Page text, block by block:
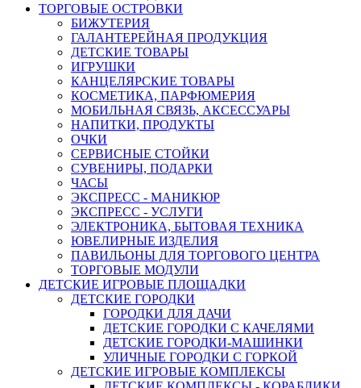
ТОРГОВЫЕ ОСТРОВКИ
БИЖУТЕРИЯ
ГАЛАНТЕРЕЙНАЯ ПРОДУКЦИЯ
ДЕТСКИЕ ТОВАРЫ
ИГРУШКИ
КАНЦЕЛЯРСКИЕ ТОВАРЫ
КОСМЕТИКА, ПАРФЮМЕРИЯ
МОБИЛЬНАЯ СВЯЗЬ, АКСЕССУАРЫ
НАПИТКИ, ПРОДУКТЫ
ОЧКИ
СЕРВИСНЫЕ СТОЙКИ
СУВЕНИРЫ, ПОДАРКИ
ЧАСЫ
ЭКСПРЕСС - МАНИКЮР
ЭКСПРЕСС - УСЛУГИ
ЭЛЕКТРОНИКА, БЫТОВАЯ ТЕХНИКА
ЮВЕЛИРНЫЕ ИЗДЕЛИЯ
ПАВИЛЬОНЫ ДЛЯ ТОРГОВОГО ЦЕНТРА
ТОРГОВЫЕ МОДУЛИ
ДЕТСКИЕ ИГРОВЫЕ ПЛОЩАДКИ
ДЕТСКИЕ ГОРОДКИ
ГОРОДКИ ДЛЯ ДАЧИ
ДЕТСКИЕ ГОРОДКИ С КАЧЕЛЯМИ
ДЕТСКИЕ ГОРОДКИ-МАШИНКИ
УЛИЧНЫЕ ГОРОДКИ С ГОРКОЙ
ДЕТСКИЕ ИГРОВЫЕ КОМПЛЕКСЫ